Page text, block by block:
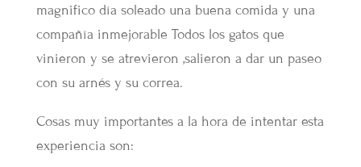
magnifico día soleado una buena comida y una
compañía inmejorable Todos los gatos que
vinieron y se atrevieron ,salieron a dar un paseo
con su arnés y su correa.
Cosas muy importantes a la hora de intentar esta
experiencia son: